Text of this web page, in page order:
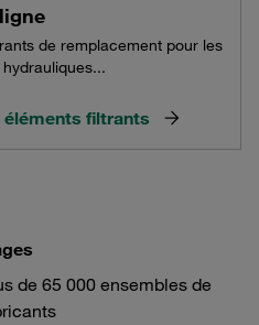
de remplacement pour les
filtrants
de 65 000 ensembles de